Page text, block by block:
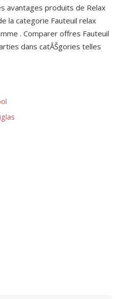
avantages produits de Relax
la categorie Fauteuil relax
. Comparer offres Fauteuil
dans catĂŠgories telles